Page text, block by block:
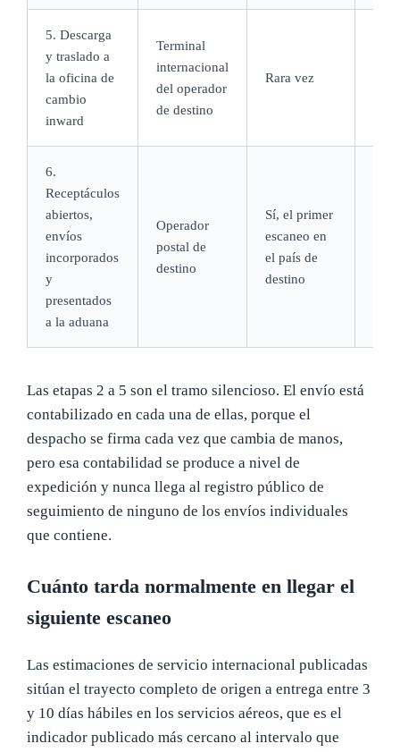
5. Descarga
y traslado a
la oficina de
cambio
inward
Terminal
internacional
del operador
de destino
Rara vez
6.
Receptáculos
abiertos,
envíos
incorporados
y
presentados
a la aduana
Operador
postal de
destino
Sí, el primer
escaneo en
el país de
destino
Las etapas 2 a 5 son el tramo silencioso. El envío está
contabilizado en cada una de ellas, porque el
despacho se firma cada vez que cambia de manos,
pero esa contabilidad se produce a nivel de
expedición y nunca llega al registro público de
seguimiento de ninguno de los envíos individuales
que contiene.
Cuánto tarda normalmente en llegar el
siguiente escaneo
Las estimaciones de servicio internacional publicadas
sitúan el trayecto completo de origen a entrega entre 3
y 10 días hábiles en los servicios aéreos, que es el
indicador publicado más cercano al intervalo que